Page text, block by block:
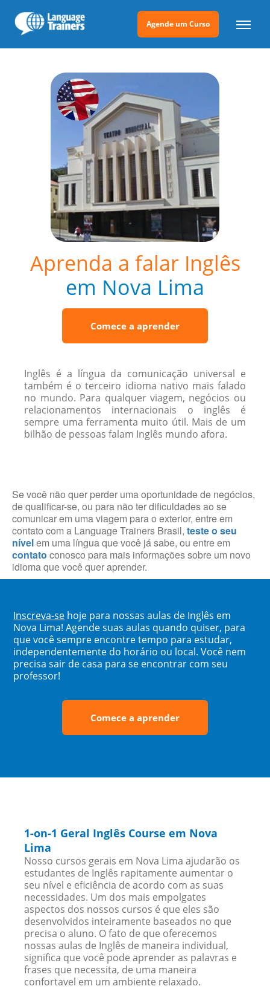
Agende um Curso
Aprenda a falar Inglês
em Nova Lima
Comece a aprender
Inglês é a língua da comunicação universal e
também é o terceiro idioma nativo mais falado
no mundo. Para qualquer viagem, negócios ou
relacionamentos internacionais o inglês é
sempre uma ferramenta muito útil. Mais de um
bilhão de pessoas falam Inglês mundo afora.
Se você não quer perder uma oportunidade de negócios,
de qualificar-se, ou para não ter dificuldades ao se
comunicar em uma viagem para o exterior, entre em
contato com a Language Trainers Brasil, teste o seu
nívelem uma língua que você já sabe, ou entre em
contato conosco para mais informações sobre um novo
idioma que você quer aprender.
Inscreva-se hoje para nossas aulas de Inglês em
Nova Lima! Agende suas aulas quando quiser, para
que você sempre encontre tempo para estudar,
independentemente do horário ou local. Você nem
precisa sair de casa para se encontrar com seu
professor!
Comece a aprender
1-on-1 Geral Inglês Course em Nova
Lima
Nosso cursos gerais em Nova Lima ajudarão os
estudantes de Inglês rapitamente aumentar o
seu nível e eficiência de acordo com as suas
necessidades. Um dos mais empolgates
aspectos dos nossos cursos é que eles são
desenvolvidos inteiramente baseados no que
precisa o aluno. O fato de que oferecemos
nossas aulas de Inglês de maneira individual,
significa que você pode aprender as palavras e
frases que necessita, de uma maneira
confortavel em um ambiente relaxado.